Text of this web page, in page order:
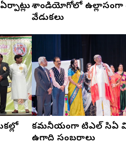
శాండియోగోలో ఉల్లాసంగా
వేడుకలు
కమనీయంగా టిఎల్ సిఏ
ఉగాది సంబరాలు